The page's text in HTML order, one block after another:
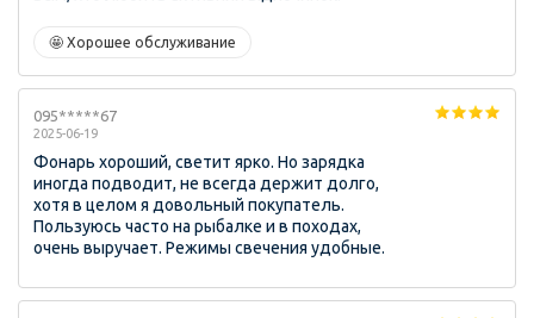
🤩 Хорошее обслуживание
095*****67
2025-06-19
Фонарь хороший, светит ярко. Но зарядка
иногда подводит, не всегда держит долго,
хотя в целом я довольный покупатель.
Пользуюсь часто на рыбалке и в походах,
очень выручает. Режимы свечения удобные.